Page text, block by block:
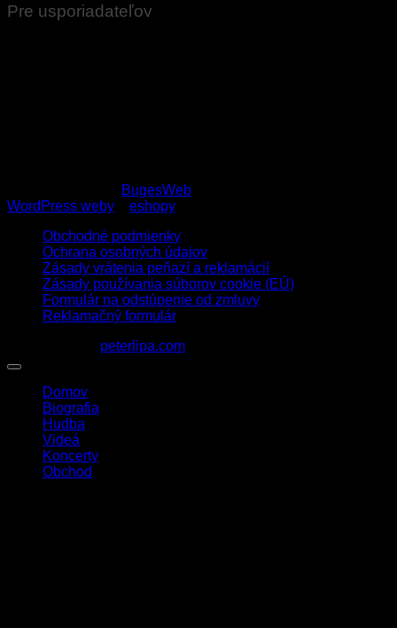
Pre usporiadateľov
BugesWeb
WordPress weby
eshopy
Obchodné podmienky
Ochrana osobných údajov
Zásady vrátenia peňazí a reklamácií
Zásady používania súborov cookie (EÚ)
Formulár na odstúpenie od zmluvy
Reklamačný formulár
peterlipa.com
Domov
Biografia
Hudba
Videá
Koncerty
Obchod